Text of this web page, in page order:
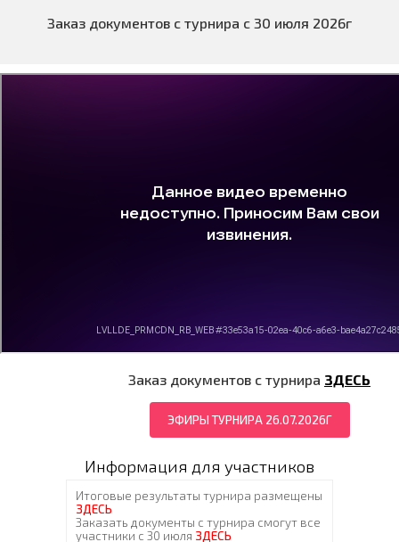
Заказ документов с турнира с 30 июля 2026г
Заказ документов с турнира ЗДЕСЬ
ЭФИРЫ ТУРНИРА 26.07.2026Г
Информация для участников